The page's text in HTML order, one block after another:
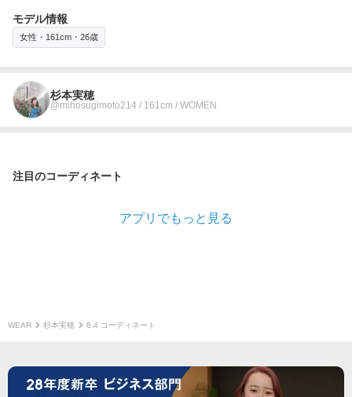
モデル情報
女性・161cm・26歳
杉本実穂
@mihosugimoto214 / 161cm / WOMEN
注目のコーディネート
アプリでもっと見る
WEAR 杉本実穂 6.4 コーディネート